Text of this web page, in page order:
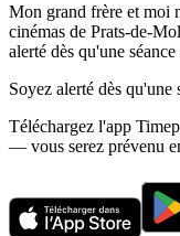
Mon grand frère et moi
cinémas de Prats-de-
alerté dès qu'une
Soyez alerté dès qu'une
Téléchargez l'app
— vous serez prévenu